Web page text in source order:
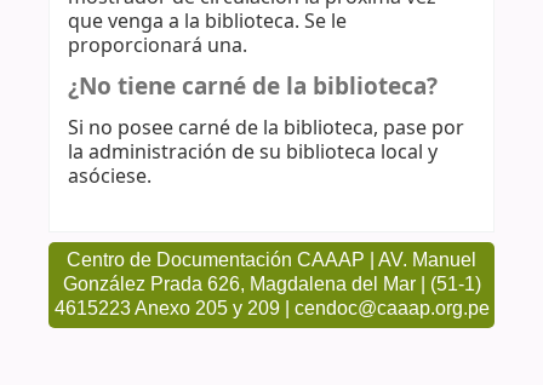
que venga a la biblioteca. Se le
proporcionará una.
¿No tiene carné de la biblioteca?
Si no posee carné de la biblioteca, pase por
la administración de su biblioteca local y
asóciese.
Centro de Documentación CAAAP | AV. Manuel
González Prada 626, Magdalena del Mar | (51-1)
4615223 Anexo 205 y 209 | cendoc@caaap.org.pe